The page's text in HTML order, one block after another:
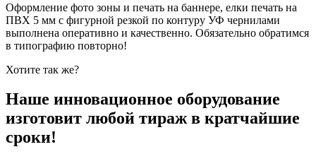
Оформление фото зоны и печать на баннере, елки печать на
ПВХ 5 мм с фигурной резкой по контуру УФ чернилами
выполнена оперативно и качественно. Обязательно обратимся
в типографию повторно!
Хотите так же?
Наше инновационное оборудование
изготовит любой тираж в кратчайшие
сроки!